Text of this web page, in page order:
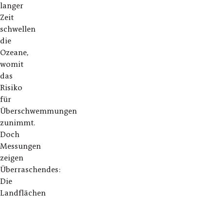
langer
Zeit
schwellen
die
Ozeane,
womit
das
Risiko
für
Überschwemmungen
zunimmt.
Doch
Messungen
zeigen
Überraschendes:
Die
Landflächen